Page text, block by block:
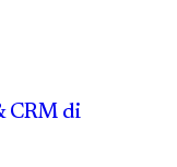
CRM di